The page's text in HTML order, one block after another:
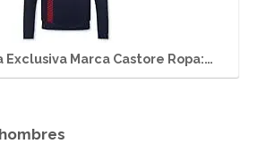
Exclusiva Marca Castore Ropa:…